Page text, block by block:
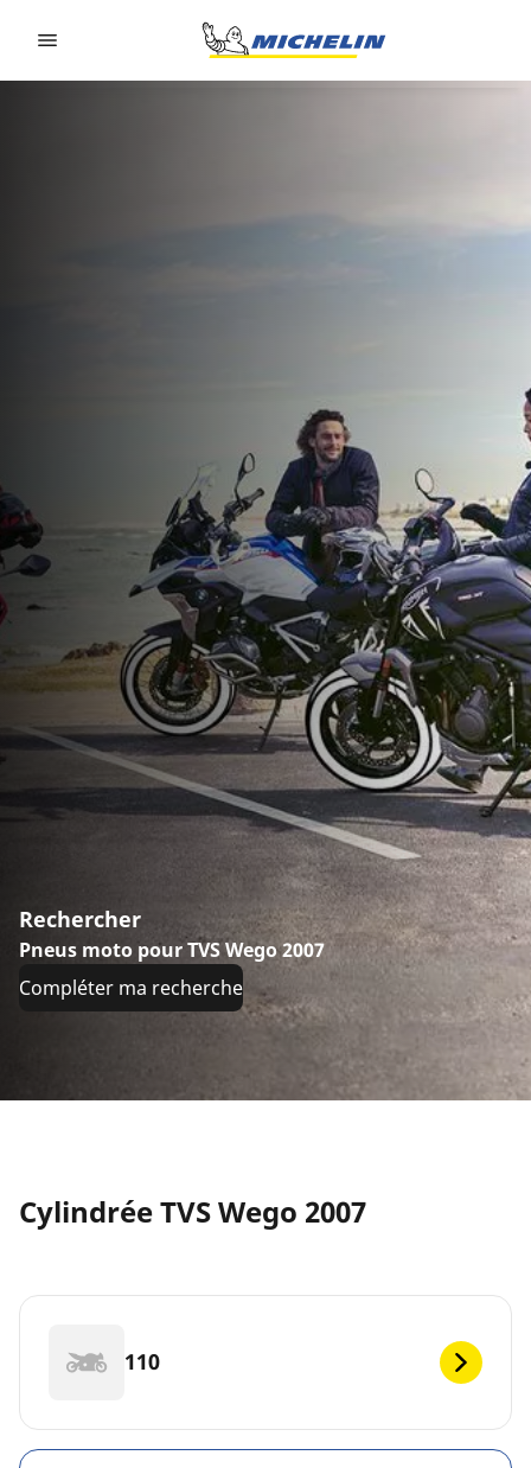
Rechercher
Pneus moto pour TVS Wego 2007
Compléter ma recherche
Cylindrée TVS Wego 2007
110